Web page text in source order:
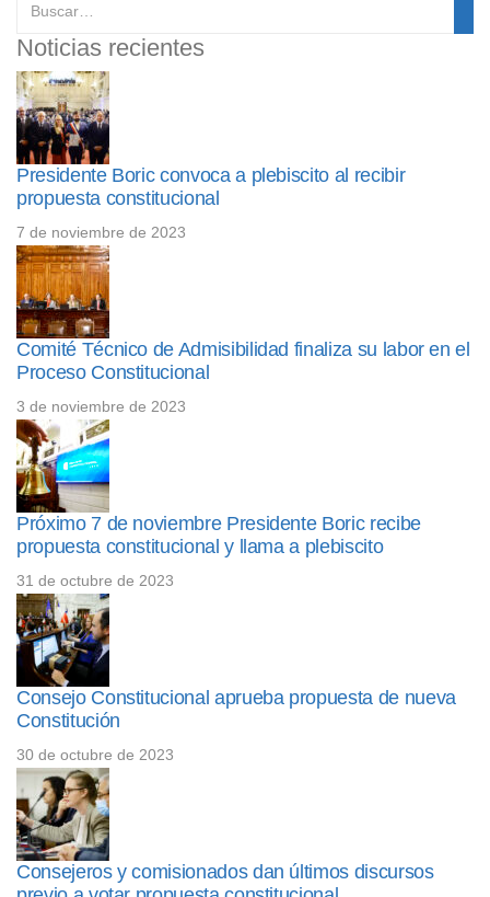
Noticias recientes
Presidente Boric convoca a plebiscito al recibir
propuesta constitucional
7 de noviembre de 2023
Comité Técnico de Admisibilidad finaliza su labor en el
Proceso Constitucional
3 de noviembre de 2023
Próximo 7 de noviembre Presidente Boric recibe
propuesta constitucional y llama a plebiscito
31 de octubre de 2023
Consejo Constitucional aprueba propuesta de nueva
Constitución
30 de octubre de 2023
Consejeros y comisionados dan últimos discursos